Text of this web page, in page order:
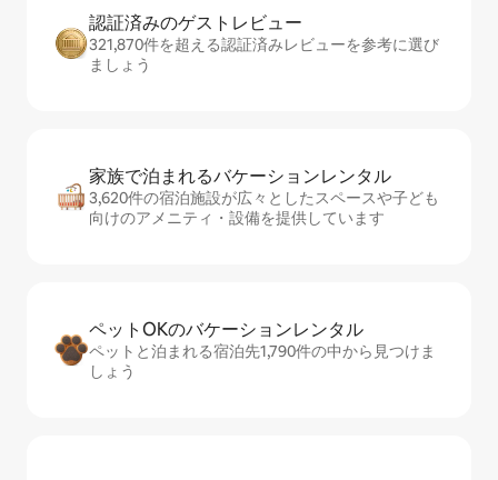
認証済みのゲ⁠ス⁠ト⁠レ⁠ビ⁠ュ⁠ー
321,870件を超える認証済みレビューを参考に選び
ましょう
家族で泊まれるバ⁠ケ⁠ー⁠シ⁠ョ⁠ンレ⁠ン⁠タ⁠ル
3,620件の宿泊施設が広々としたスペースや子ども
向けのアメニティ・設備を提供しています
ペットOKのバ⁠ケ⁠ー⁠シ⁠ョ⁠ンレ⁠ン⁠タ⁠ル
ペットと泊まれる宿泊先1,790件の中から見つけま
しょう